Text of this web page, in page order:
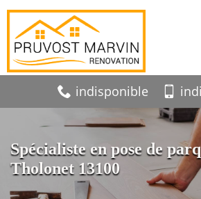
indisponible
Spécialiste en pose de
Tholonet 13100